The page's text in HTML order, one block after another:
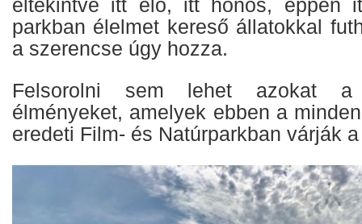
eltekintve itt élő, itt honos, éppen
parkban élelmet kereső állatokkal
a szerencse úgy hozza.
Felsorolni sem lehet azokat a
élményeket, amelyek ebben a
eredeti Film- és Natúrparkban várják